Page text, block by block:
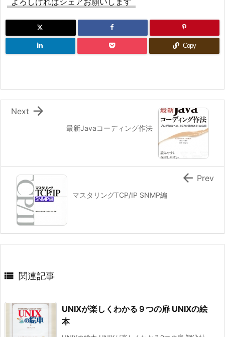
Copy
最新Javaコーディング作法

Next
マスタリングTCP/IP SNMP編
 Prev
 関連記事
UNIXが楽しくわかる９つの扉 UNIXの絵
本